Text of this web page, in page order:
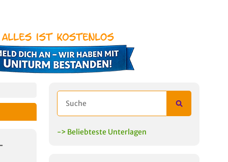
-> Beliebteste Unterlagen